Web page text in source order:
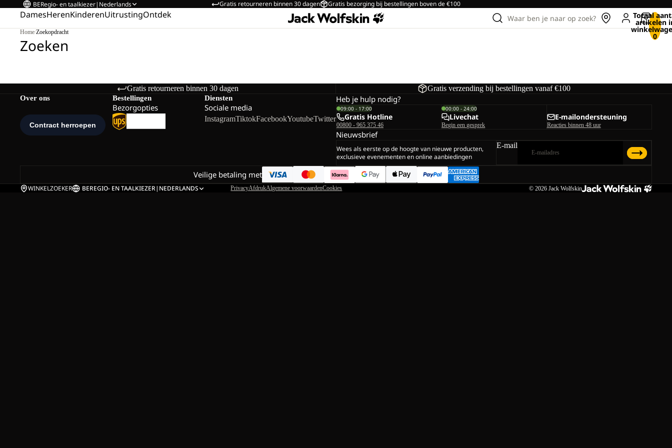
Gratis retourneren binnen 30 dagen Gratis bezorging bij bestellingen boven de €100
BERegio- en taalkiezer| Nederlands
DamesHerenKinderenUitrustingOntdek Waar ben je naar op zoek? Totaal
artikelen
0
Home/Zoekopdracht
Zoeken
Gratis retourneren binnen 30 dagen Gratis verzending bij bestellingen vanaf €100
Over ons Bestellingen
Bezorgopties
Diensten
Sociale media
InstagramTiktokFacebookYoutubeTwitter
Heb je hulp nodig?
09:00 - 17:00
Gratis Hotline
00800 - 965 375 46
00:00 - 24:00
Livechat
Begin een gesprek
E-mailondersteuning
Reacties binnen 48 uur
Nieuwsbrief
Wees als eerste op de hoogte van nieuwe producten,
exclusieve evenementen en online aanbiedingen
E-mail
Veilige betaling met
WINKELZOEKER BEREGIO- EN TAALKIEZER| NEDERLANDS PrivacyAfdrukAlgemene voorwaardenCookies © 2026 Jack Wolfskin